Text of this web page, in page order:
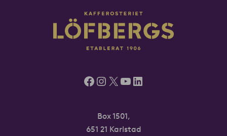
Facebook
Instagram
X YouTube
LinkedIn
Box 1501,
651 21 Karlstad